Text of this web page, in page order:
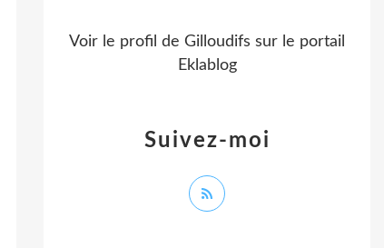
Suivez-moi
Voir le profil de Gilloudifs sur le portail
Eklablog